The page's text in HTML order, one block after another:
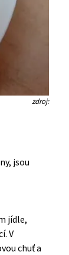
zdroj:
jsou
jídle,
V
chuť a